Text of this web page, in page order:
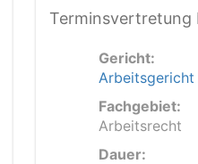
Terminsvertretung
Gericht:
Arbeitsgericht
Fachgebiet:
Arbeitsrecht
Dauer: